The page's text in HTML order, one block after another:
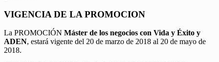
VIGENCIA DE LA PROMOCION
La PROMOCIÓN Máster de los negocios con Vida y Éxito y
ADEN, estará vigente del 20 de marzo de 2018 al 20 de mayo de
2018.